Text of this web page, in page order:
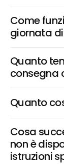
Come
giornata di
Quanto
consegna
Quanto
Cosa
non è
istruzioni